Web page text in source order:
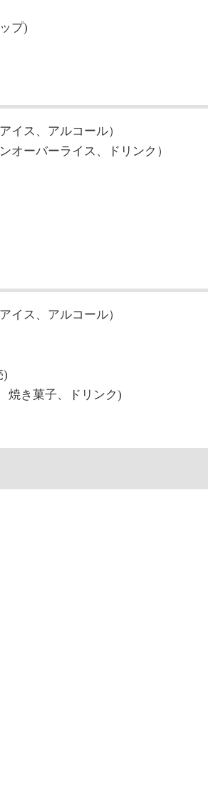
プ)
ス、アルコール）
オーバーライス、ドリンク）
ス、アルコール）
)
焼き菓子、ドリンク)